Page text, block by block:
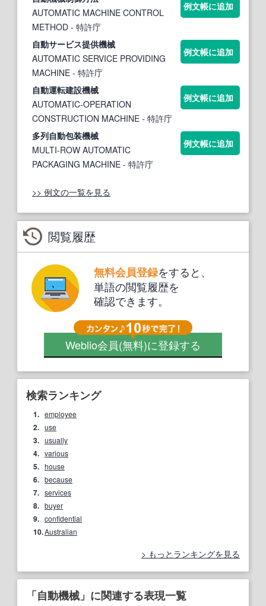
AUTOMATIC MACHINE CONTROL
METHOD - 特許庁
例文帳に追加
自動サービス提供機械
AUTOMATIC SERVICE PROVIDING
MACHINE - 特許庁
例文帳に追加
自動運転建設機械
AUTOMATIC-OPERATION
CONSTRUCTION MACHINE - 特許庁
例文帳に追加
多列自動包装機械
MULTI-ROW AUTOMATIC
PACKAGING MACHINE - 特許庁
例文帳に追加
>> 例文の一覧を見る
閲覧履歴
無料会員登録をすると、
単語の閲覧履歴を
確認できます。
Weblio会員(無料)に登録する
検索ランキング
1. employee
2. use
3. usually
4. various
5. house
6. because
7. services
8. buyer
9. confidential
10.Australian
もっとランキングを見る
「自動機械」に関連する表現一覧